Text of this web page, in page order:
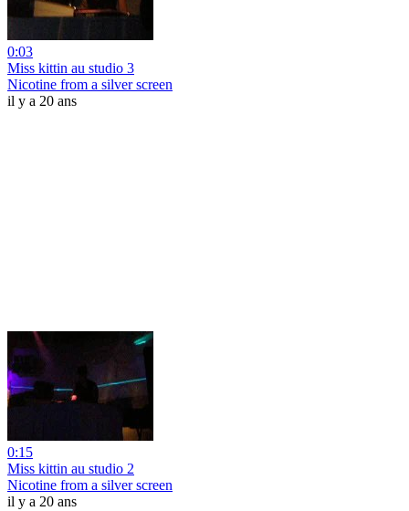
0:03
Miss kittin au studio 3
Nicotine from a silver screen
il y a 20 ans
0:15
Miss kittin au studio 2
Nicotine from a silver screen
il y a 20 ans